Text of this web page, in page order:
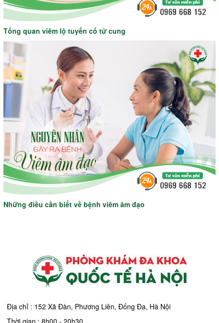
Tổng quan viêm lộ tuyến cổ tử cung
Những điều cần biết về bệnh viêm âm đạo
Địa chỉ : 152 Xã Đàn, Phương Liên, Đống Đa, Hà Nội